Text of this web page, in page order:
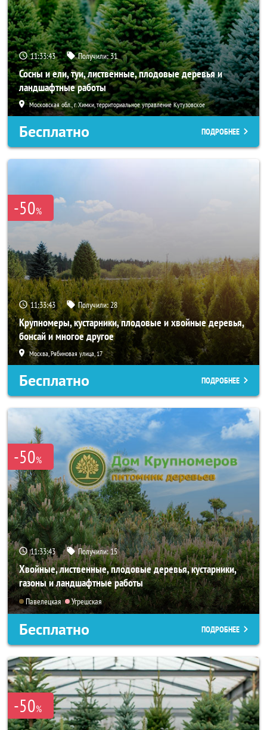
11:33:41 Получили:31
Сосны и ели, туи, лиственные, плодовые деревья и
ландшафтные работы
Московская обл., г. Химки, территориальное управление Кутузовское
Бесплатно ПОДРОБНЕЕ
-50%
11:33:41 Получили:28
Крупномеры, кустарники, плодовые и хвойные деревья,
бонсай и многое другое
Москва, Рябиновая улица, 17
Бесплатно ПОДРОБНЕЕ
-50%
11:33:41 Получили:15
Хвойные, лиственные, плодовые деревья, кустарники,
газоны и ландшафтные работы
Павелецкая Угрешская
Бесплатно ПОДРОБНЕЕ
-50%